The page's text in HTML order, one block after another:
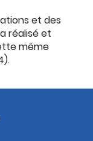
et des
réalisé et
même
.